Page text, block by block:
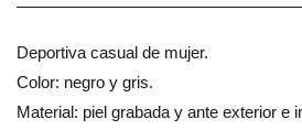
Deportiva casual de mujer.
Color: negro y gris.
Material: piel grabada y ante exterior e